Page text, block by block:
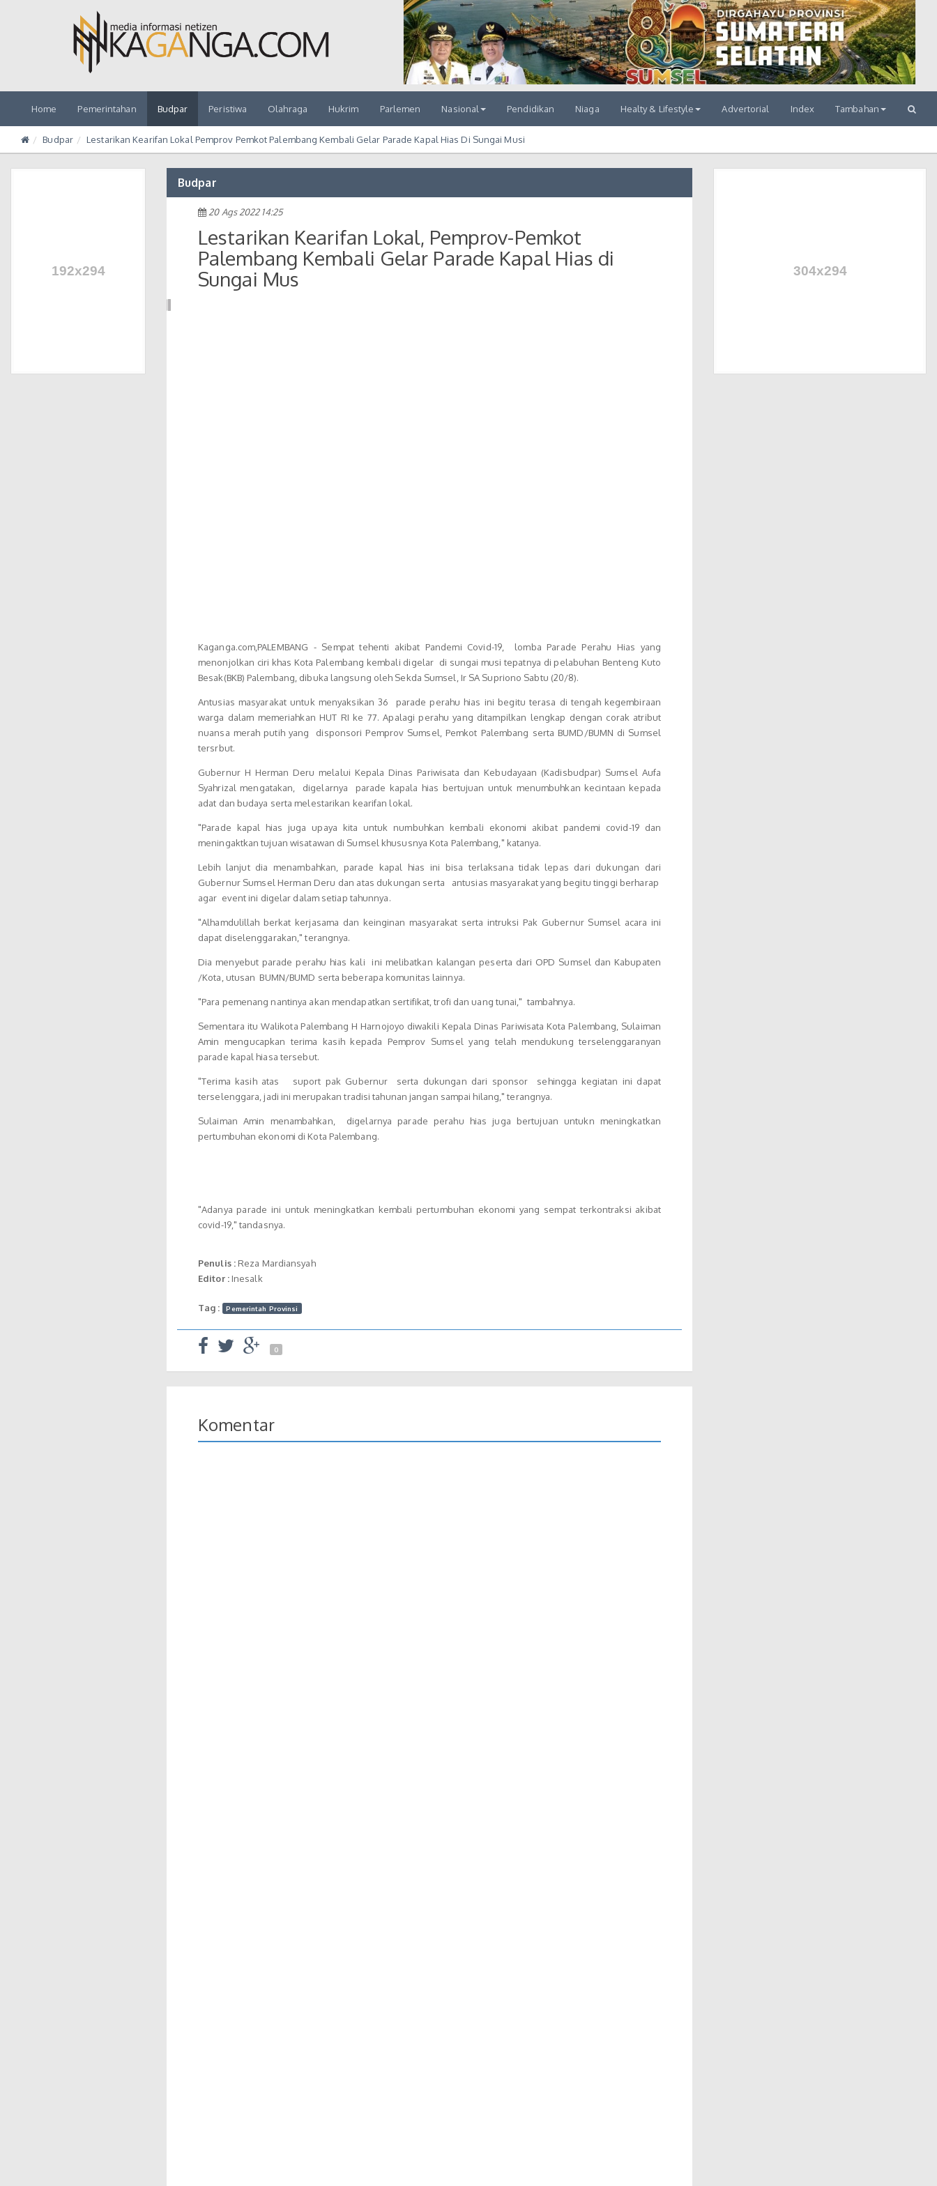
Home Pemerintahan Budpar Peristiwa Olahraga Hukrim Parlemen Nasional Pendidikan Niaga Healty & Lifestyle Advertorial Index Tambahan
Budpar Lestarikan Kearifan Lokal Pemprov Pemkot Palembang Kembali Gelar Parade Kapal Hias Di Sungai Musi
Budpar
20 Ags 2022 14:25
Lestarikan Kearifan Lokal, Pemprov-Pemkot
Palembang Kembali Gelar Parade Kapal Hias di
Sungai Mus
Kaganga.com,PALEMBANG - Sempat tehenti akibat Pandemi Covid-19, lomba Parade Perahu Hias yang
menonjolkan ciri khas Kota Palembang kembali digelar di sungai musi tepatnya di pelabuhan Benteng Kuto
Besak(BKB) Palembang, dibuka langsung oleh Sekda Sumsel, Ir SA Supriono Sabtu (20/8).
Antusias masyarakat untuk menyaksikan 36 parade perahu hias ini begitu terasa di tengah kegembiraan
warga dalam memeriahkan HUT RI ke 77. Apalagi perahu yang ditampilkan lengkap dengan corak atribut
nuansa merah putih yang disponsori Pemprov Sumsel, Pemkot Palembang serta BUMD/BUMN di Sumsel
tersrbut.
Gubernur H Herman Deru melalui Kepala Dinas Pariwisata dan Kebudayaan (Kadisbudpar) Sumsel Aufa
Syahrizal mengatakan, digelarnya parade kapala hias bertujuan untuk menumbuhkan kecintaan kepada
adat dan budaya serta melestarikan kearifan lokal.
"Parade kapal hias juga upaya kita untuk numbuhkan kembali ekonomi akibat pandemi covid-19 dan
meningaktkan tujuan wisatawan di Sumsel khususnya Kota Palembang," katanya.
Lebih lanjut dia menambahkan, parade kapal hias ini bisa terlaksana tidak lepas dari dukungan dari
Gubernur Sumsel Herman Deru dan atas dukungan serta antusias masyarakat yang begitu tinggi berharap
agar event ini digelar dalam setiap tahunnya.
"Alhamdulillah berkat kerjasama dan keinginan masyarakat serta intruksi Pak Gubernur Sumsel acara ini
dapat diselenggarakan," terangnya.
Dia menyebut parade perahu hias kali ini melibatkan kalangan peserta dari OPD Sumsel dan Kabupaten
/Kota, utusan BUMN/BUMD serta beberapa komunitas lainnya.
"Para pemenang nantinya akan mendapatkan sertifikat, trofi dan uang tunai," tambahnya.
Sementara itu Walikota Palembang H Harnojoyo diwakili Kepala Dinas Pariwisata Kota Palembang, Sulaiman
Amin mengucapkan terima kasih kepada Pemprov Sumsel yang telah mendukung terselenggaranyan
parade kapal hiasa tersebut.
"Terima kasih atas suport pak Gubernur serta dukungan dari sponsor sehingga kegiatan ini dapat
terselenggara, jadi ini merupakan tradisi tahunan jangan sampai hilang," terangnya.
Sulaiman Amin menambahkan, digelarnya parade perahu hias juga bertujuan untukn meningkatkan
pertumbuhan ekonomi di Kota Palembang.
"Adanya parade ini untuk meningkatkan kembali pertumbuhan ekonomi yang sempat terkontraksi akibat
covid-19," tandasnya.
Penulis :Reza Mardiansyah
Editor :Inesalk
Tag : Pemerintah Provinsi
0
Komentar